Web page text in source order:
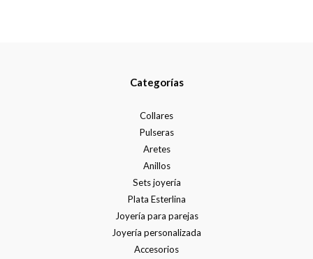
Categorías
Collares
Pulseras
Aretes
Anillos
Sets joyería
Plata Esterlina
Joyería para parejas
Joyería personalizada
Accesorios